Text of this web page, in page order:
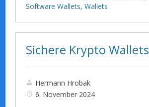
Software Wallets,Wallets
Sichere Krypto Wallets
Hermann Hrobak
6. November 2024